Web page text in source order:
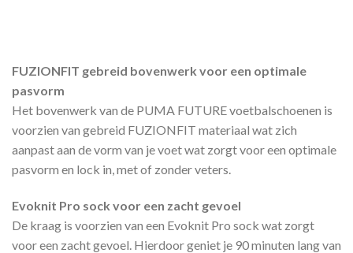
FUZIONFIT gebreid bovenwerk voor een optimale
pasvorm
Het bovenwerk van de PUMA FUTURE voetbalschoenen is
voorzien van gebreid FUZIONFIT materiaal wat zich
aanpast aan de vorm van je voet wat zorgt voor een optimale
pasvorm en lock in, met of zonder veters.
Evoknit Pro sock voor een zacht gevoel
De kraag is voorzien van een Evoknit Pro sock wat zorgt
voor een zacht gevoel. Hierdoor geniet je 90 minuten lang van